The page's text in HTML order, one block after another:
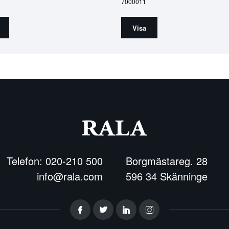
Visa
Telefon: 020-210 500
info@rala.com
Borgmästareg. 28
596 34 Skänninge